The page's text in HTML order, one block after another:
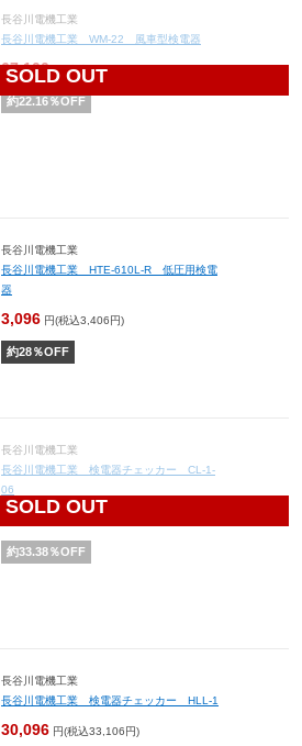
SOLD OUT
長谷川電機工業
長谷川電機工業 WM-22 風車型検電器
67,100円(税込73,810円)
約22.16％OFF
長谷川電機工業
長谷川電機工業 HTE-610L-R 低圧用検電
器
3,096 円(税込3,406円)
約28％OFF
SOLD OUT
長谷川電機工業
長谷川電機工業 検電器チェッカー CL-1-
06
48,135
約33.38％OFF
長谷川電機工業
長谷川電機工業 検電器チェッカー HLL-1
30,096 円(税込33,106円)